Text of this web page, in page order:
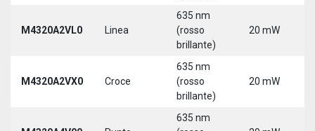
M4320A2VL0 Linea
635 nm
(rosso
brillante)
20 mW
M4320A2VX0 Croce
635 nm
(rosso
brillante)
20 mW
635 nm